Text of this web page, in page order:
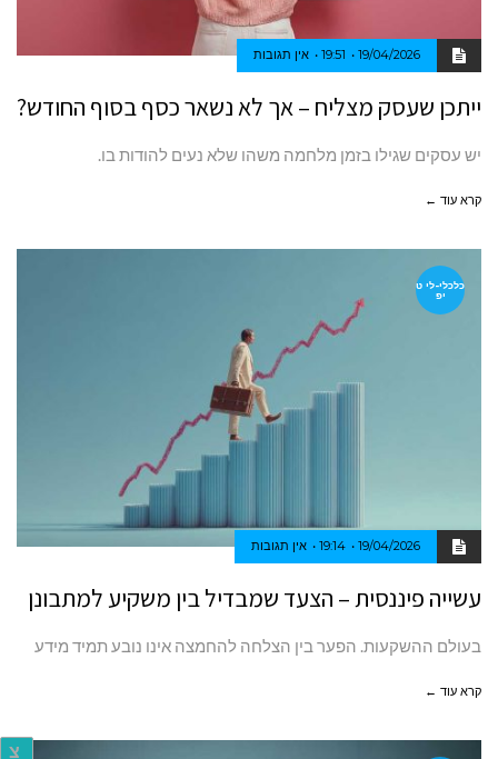
צ
19/04/2026
19:51 אין תגובות
ייתכן שעסק מצליח – אך לא נשאר כסף בסוף החודש?
יש עסקים שגילו בזמן מלחמה משהו שלא נעים להודות בו.
קרא עוד ←
כלכלי-לי ט
יפ
19/04/2026
19:14 אין תגובות
עשייה פיננסית – הצעד שמבדיל בין משקיע למתבונן
בעולם ההשקעות. הפער בין הצלחה להחמצה אינו נובע תמיד מידע
קרא עוד ←